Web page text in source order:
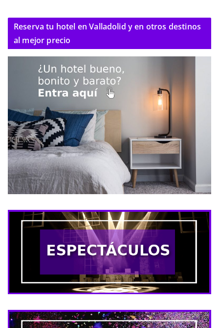
Reserva tu hotel en Valladolid y en otros destinos
al mejor precio